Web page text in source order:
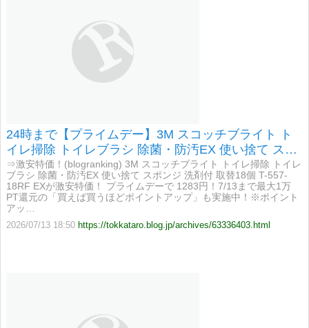
24時まで【プライムデー】3M スコッチブライト ト
イレ掃除 トイレブラシ 除菌・防汚EX 使い捨て スポ
ンジ 洗剤付 取替18個 T-557-18RF EXが激安特価！
⇒激安特価！(blogranking) 3M スコッチブライト トイレ掃除 トイレ
ブラシ 除菌・防汚EX 使い捨て スポンジ 洗剤付 取替18個 T-557-
18RF EXが激安特価！ プライムデーで 1283円！7/13まで最大1万
PT還元の「買えば買うほどポイントアップ」も実施中！※ポイント
アッ…
2026/07/13 18:50 https://tokkataro.blog.jp/archives/63336403.html